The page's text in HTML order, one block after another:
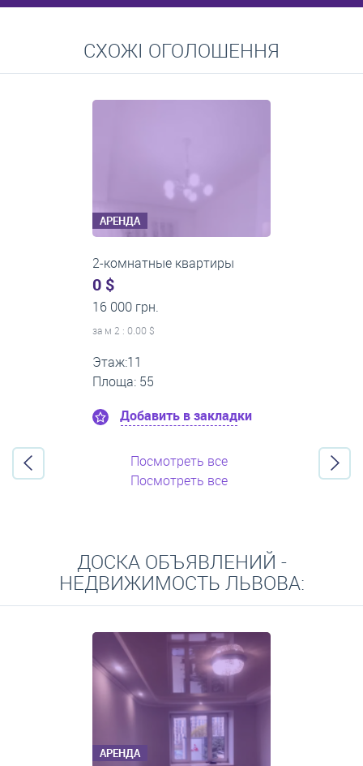
Средние цены на долгосрочную аренду квартир, домов,
комнат
СХОЖІ ОГОЛОШЕННЯ
АРЕНДА
2-комнатные квартиры
0 $
14 000 грн.
за м 2 : 0.00 $
Этаж:5
Площа: 50
Добавить в закладки
Посмотреть все
Посмотреть все
ДОСКА ОБЪЯВЛЕНИЙ -
НЕДВИЖИМОСТЬ ЛЬВОВА:
АРЕНДА